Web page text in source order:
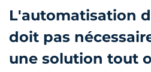
L'automatisation
doit pas
une solution tout